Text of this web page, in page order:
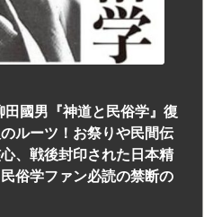
田國男『神道と民俗学』復
ルーツ！お祭りや民間伝
、戦後封印された日本精
俗学ファン必読の禁断の